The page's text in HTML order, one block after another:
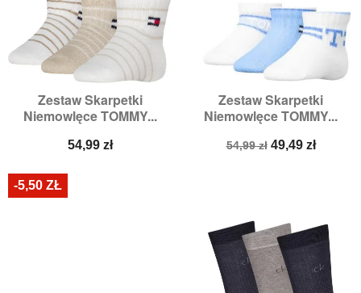
Zestaw Skarpetki
Niemowlęce TOMMY...
Cena
54,99 zł
Zestaw Skarpetki
Niemowlęce TOMMY...
Cena
54,99 zł Cena
49,49 zł
-5,50 ZŁ